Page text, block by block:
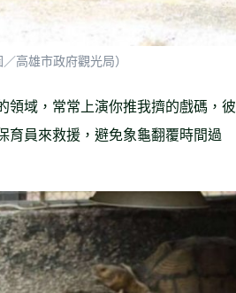
高雄市政府觀光局）
領域，常常上演你推我擠的戲碼，彼
育員來救援，避免象龜翻覆時間過